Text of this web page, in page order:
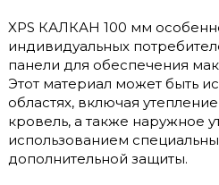
XPS КАЛКАН 100 мм
индивидуальных
панели для обеспечения
Этот материал может быть
областях, включая
кровель, а также наружное
использованием
дополнительной защиты.